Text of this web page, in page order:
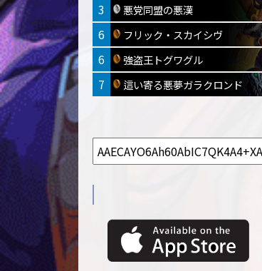
3
悪党同盟の悪漢
6
フリック・スカイシヴ
6
強盗王トグワグル
7
這い寄る悪夢ガラクロンド